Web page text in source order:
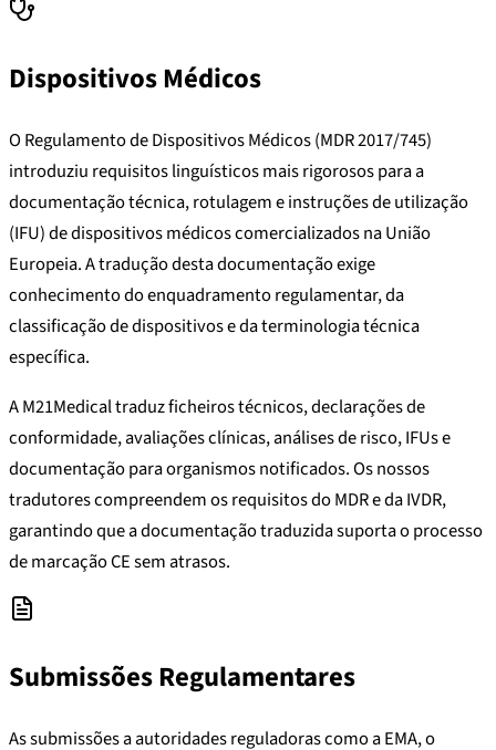
Dispositivos Médicos
O Regulamento de Dispositivos Médicos (MDR 2017/745)
introduziu requisitos linguísticos mais rigorosos para a
documentação técnica, rotulagem e instruções de utilização
(IFU) de dispositivos médicos comercializados na União
Europeia. A tradução desta documentação exige
conhecimento do enquadramento regulamentar, da
classificação de dispositivos e da terminologia técnica
específica.
A M21Medical traduz ficheiros técnicos, declarações de
conformidade, avaliações clínicas, análises de risco, IFUs e
documentação para organismos notificados. Os nossos
tradutores compreendem os requisitos do MDR e da IVDR,
garantindo que a documentação traduzida suporta o processo
de marcação CE sem atrasos.
Submissões Regulamentares
As submissões a autoridades reguladoras como a EMA, o